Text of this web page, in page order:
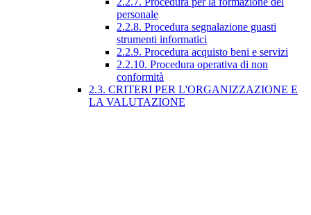
personale
2.2.8. Procedura segnalazione guasti
strumenti informatici
2.2.9. Procedura acquisto beni e servizi
2.2.10. Procedura operativa di non
conformità
2.3. CRITERI PER L'ORGANIZZAZIONE E
LA VALUTAZIONE